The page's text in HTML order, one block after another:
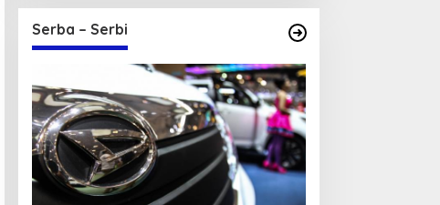
Serba – Serbi